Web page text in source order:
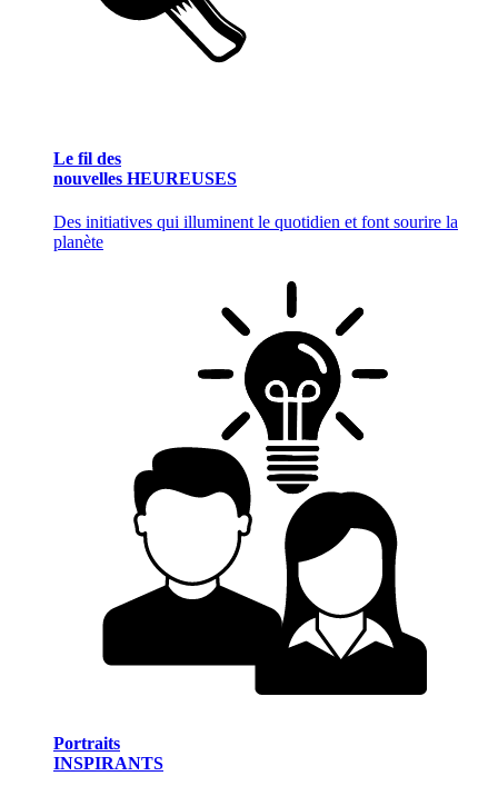
Le fil des
nouvelles HEUREUSES
Des initiatives qui illuminent le quotidien et font sourire la
planète
Portraits
INSPIRANTS